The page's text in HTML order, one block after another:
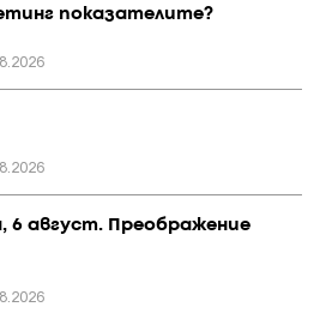
показателите?
август. Преображение